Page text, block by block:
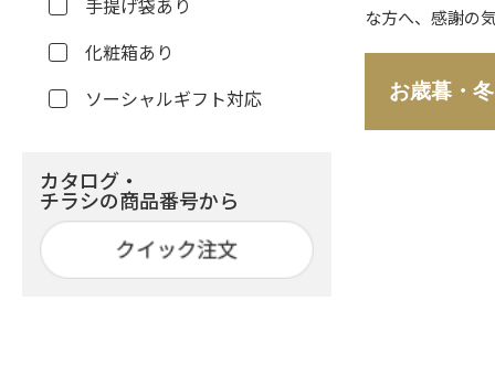
な方へ、感謝の
お歳暮・
手提げ袋あり
化粧箱あり
ソーシャルギフト対応
カタログ・
チラシの商品番号から